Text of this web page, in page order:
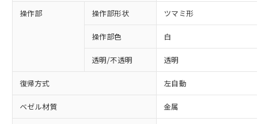
操作部 操作部形状 ツマミ形
操作部色 白
透明/不透明 透明
復帰方式 左自動
ベゼル材質 金属